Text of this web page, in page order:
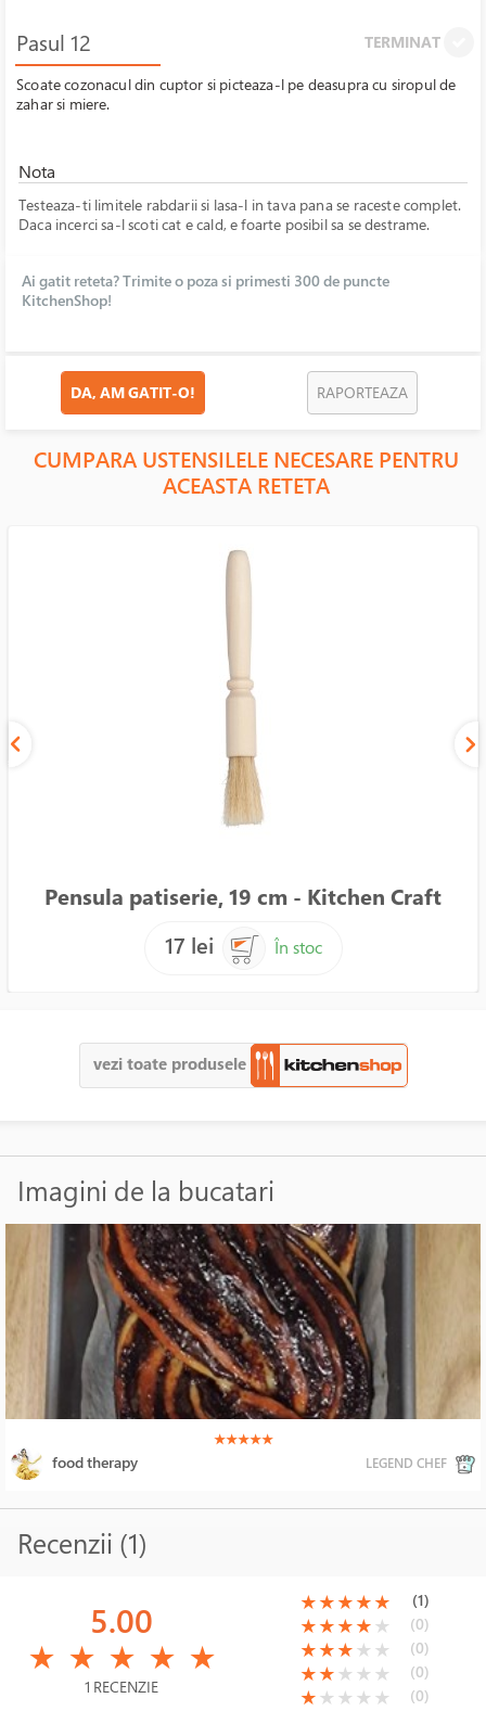
Pasul 12 TERMINAT
Scoate cozonacul din cuptor si picteaza-l pe deasupra cu siropul de
zahar si miere.
Nota
Testeaza-ti limitele rabdarii si lasa-l in tava pana se raceste complet.
Daca incerci sa-l scoti cat e cald, e foarte posibil sa se destrame.
Ai gatit reteta? Trimite o poza si primesti 300 de puncte
KitchenShop!
DA, AM GATIT-O! RAPORTEAZA
CUMPARA USTENSILELE NECESARE PENTRU
ACEASTA RETETA
Pensula patiserie, 19 cm - Kitchen Craft
17 lei
În stoc
vezi toate produsele
Imagini de la bucatari
(*)
★(*)
★(*)
★(*)
★(*)
★
food therapy LEGEND CHEF
Recenzii (1)
5.00
★ ★ ★ ★ ★
1 RECENZIE
(*)
★(*)
★(*)
★(*)
★(*)
★ (1)
(*)
★(*)
★(*)
★(*)
★( )
★ (0)
(*)
★(*)
★(*)
★( )
★ ( )
★ (0)
(*)
★(*)
★( )
★ ( )
★ ( )
★ (0)
(*)
★( )
★ ( )
★ ( )
★ ( )
★ (0)